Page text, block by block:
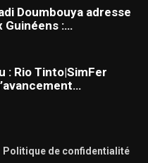
Doumbouya adresse
Guinéens :…
: Rio Tinto|SimFer
Politique de confidentialité